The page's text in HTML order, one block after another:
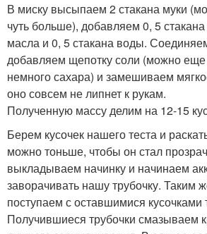
В миску высыпаем 2 стакана муки
чуть больше), добавляем 0, 5 стакана
масла и 0, 5 стакана воды.
добавляем щепотку соли (можно еще
немного сахара) и замешиваем
оно совсем не липнет к рукам.
Полученную массу делим на 12-15
Берем кусочек нашего теста и
можно тоньше, чтобы он стал
выкладываем начинку и начинаем
заворачивать нашу трубочку. Таким
поступаем с оставшимися кусочками
Получившиеся трубочки смазываем